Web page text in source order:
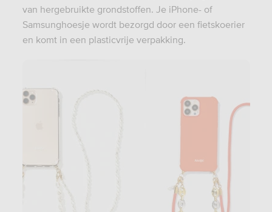
van hergebruikte grondstoffen. Je iPhone- of
Samsunghoesje wordt bezorgd door een fietskoerier
en komt in een plasticvrije verpakking.